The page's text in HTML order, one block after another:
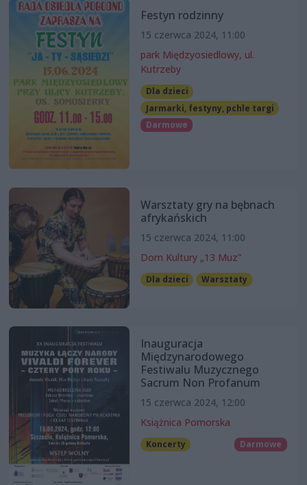
Festyn rodzinny
15 czerwca 2024, 11:00
park Międzyosiedlowy, ul.
Kutrzeby
Dla dzieci
Jarmarki, festyny, pchle targi
Darmowe
Warsztaty gry na bębnach
afrykańskich
15 czerwca 2024, 11:00
Dom Kultury „13 Muz”
Dla dzieci Warsztaty
Inauguracja
Międzynarodowego
Festiwalu Muzycznego
Sacrum Non Profanum
15 czerwca 2024, 12:00
Książnica Pomorska
Koncerty Darmowe